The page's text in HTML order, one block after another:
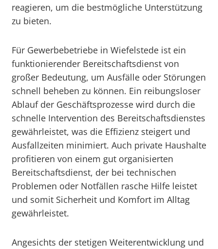
reagieren, um die bestmögliche Unterstützung
zu bieten.
Für Gewerbebetriebe in Wiefelstede ist ein
funktionierender Bereitschaftsdienst von
großer Bedeutung, um Ausfälle oder Störungen
schnell beheben zu können. Ein reibungsloser
Ablauf der Geschäftsprozesse wird durch die
schnelle Intervention des Bereitschaftsdienstes
gewährleistet, was die Effizienz steigert und
Ausfallzeiten minimiert. Auch private Haushalte
profitieren von einem gut organisierten
Bereitschaftsdienst, der bei technischen
Problemen oder Notfällen rasche Hilfe leistet
und somit Sicherheit und Komfort im Alltag
gewährleistet.
Angesichts der stetigen Weiterentwicklung und